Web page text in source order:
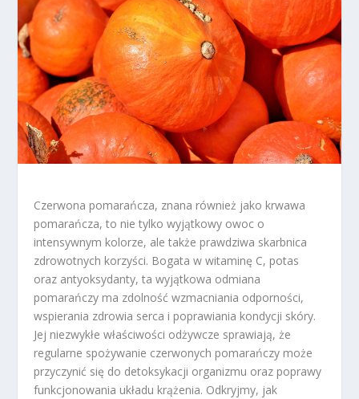
Czerwona pomarańcza, znana również jako krwawa
pomarańcza, to nie tylko wyjątkowy owoc o
intensywnym kolorze, ale także prawdziwa skarbnica
zdrowotnych korzyści. Bogata w witaminę C, potas
oraz antyoksydanty, ta wyjątkowa odmiana
pomarańczy ma zdolność wzmacniania odporności,
wspierania zdrowia serca i poprawiania kondycji skóry.
Jej niezwykłe właściwości odżywcze sprawiają, że
regularne spożywanie czerwonych pomarańczy może
przyczynić się do detoksykacji organizmu oraz poprawy
funkcjonowania układu krążenia. Odkryjmy, jak